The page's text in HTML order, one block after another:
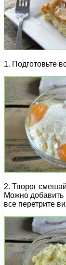
1. Подготовьте
2. Творог
Можно добавить
все перетрите